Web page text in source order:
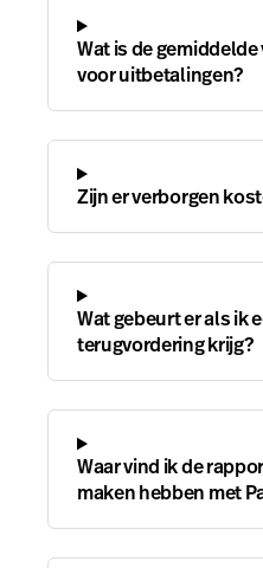
Wat is de
voor uitbetalingen?
Zijn er verborgen
Wat gebeurt er als ik
terugvordering krijg?
Waar vind ik de
maken hebben met